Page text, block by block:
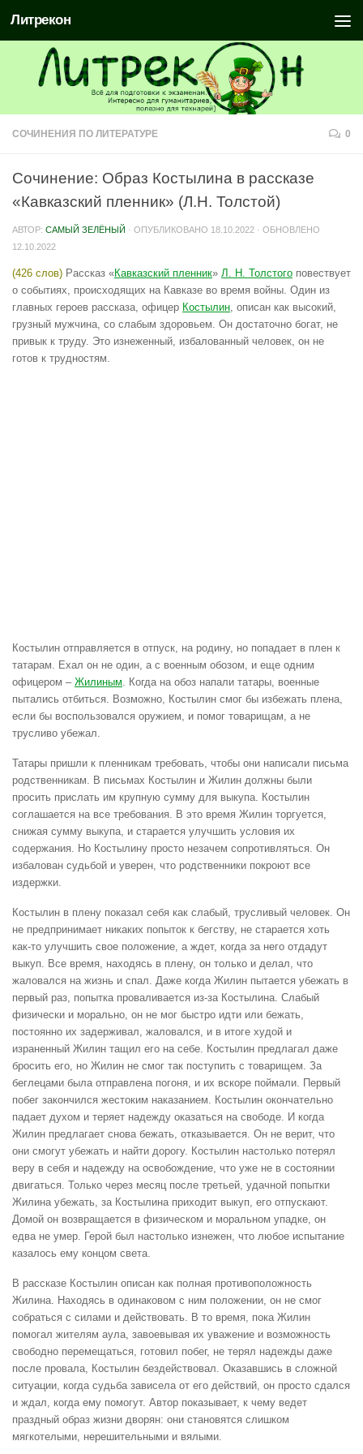
Литрекон
СОЧИНЕНИЯ ПО ЛИТЕРАТУРЕ 0
Сочинение: Образ Костылина в рассказе
«Кавказский пленник» (Л.Н. Толстой)
АВТОР: САМЫЙ ЗЕЛЁНЫЙ · ОПУБЛИКОВАНО 18.10.2022 · ОБНОВЛЕНО
12.10.2022
(426 слов) Рассказ «Кавказский пленник» Л. Н. Толстого повествует
о событиях, происходящих на Кавказе во время войны. Один из
главных героев рассказа, офицер Костылин, описан как высокий,
грузный мужчина, со слабым здоровьем. Он достаточно богат, не
привык к труду. Это изнеженный, избалованный человек, он не
готов к трудностям.
Костылин отправляется в отпуск, на родину, но попадает в плен к
татарам. Ехал он не один, а с военным обозом, и еще одним
офицером – Жилиным. Когда на обоз напали татары, военные
пытались отбиться. Возможно, Костылин смог бы избежать плена,
если бы воспользовался оружием, и помог товарищам, а не
трусливо убежал.
Татары пришли к пленникам требовать, чтобы они написали письма
родственникам. В письмах Костылин и Жилин должны были
просить прислать им крупную сумму для выкупа. Костылин
соглашается на все требования. В это время Жилин торгуется,
снижая сумму выкупа, и старается улучшить условия их
содержания. Но Костылину просто незачем сопротивляться. Он
избалован судьбой и уверен, что родственники покроют все
издержки.
Костылин в плену показал себя как слабый, трусливый человек. Он
не предпринимает никаких попыток к бегству, не старается хоть
как-то улучшить свое положение, а ждет, когда за него отдадут
выкуп. Все время, находясь в плену, он только и делал, что
жаловался на жизнь и спал. Даже когда Жилин пытается убежать в
первый раз, попытка проваливается из-за Костылина. Слабый
физически и морально, он не мог быстро идти или бежать,
постоянно их задерживал, жаловался, и в итоге худой и
израненный Жилин тащил его на себе. Костылин предлагал даже
бросить его, но Жилин не смог так поступить с товарищем. За
беглецами была отправлена погоня, и их вскоре поймали. Первый
побег закончился жестоким наказанием. Костылин окончательно
падает духом и теряет надежду оказаться на свободе. И когда
Жилин предлагает снова бежать, отказывается. Он не верит, что
они смогут убежать и найти дорогу. Костылин настолько потерял
веру в себя и надежду на освобождение, что уже не в состоянии
двигаться. Только через месяц после третьей, удачной попытки
Жилина убежать, за Костылина приходит выкуп, его отпускают.
Домой он возвращается в физическом и моральном упадке, он
едва не умер. Герой был настолько изнежен, что любое испытание
казалось ему концом света.
В рассказе Костылин описан как полная противоположность
Жилина. Находясь в одинаковом с ним положении, он не смог
собраться с силами и действовать. В то время, пока Жилин
помогал жителям аула, завоевывая их уважение и возможность
свободно перемещаться, готовил побег, не терял надежды даже
после провала, Костылин бездействовал. Оказавшись в сложной
ситуации, когда судьба зависела от его действий, он просто сдался
и ждал, когда ему помогут. Автор показывает, к чему ведет
праздный образ жизни дворян: они становятся слишком
мягкотелыми, нерешительными и вялыми.